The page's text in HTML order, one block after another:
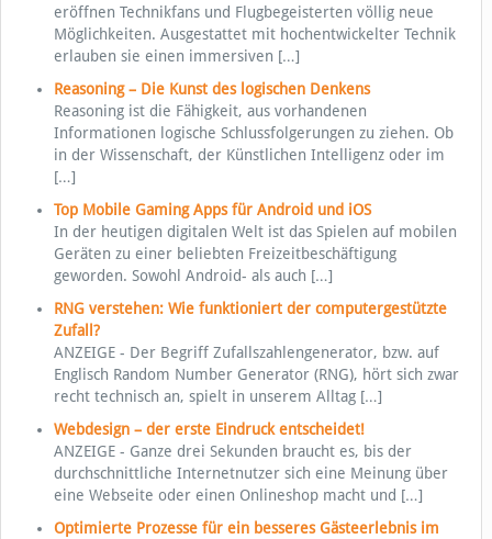
eröffnen Technikfans und Flugbegeisterten völlig neue
Möglichkeiten. Ausgestattet mit hochentwickelter Technik
erlauben sie einen immersiven […]
Reasoning – Die Kunst des logischen Denkens
Reasoning ist die Fähigkeit, aus vorhandenen
Informationen logische Schlussfolgerungen zu ziehen. Ob
in der Wissenschaft, der Künstlichen Intelligenz oder im
[…]
Top Mobile Gaming Apps für Android und iOS
In der heutigen digitalen Welt ist das Spielen auf mobilen
Geräten zu einer beliebten Freizeitbeschäftigung
geworden. Sowohl Android- als auch […]
RNG verstehen: Wie funktioniert der computergestützte
Zufall?
ANZEIGE - Der Begriff Zufallszahlengenerator, bzw. auf
Englisch Random Number Generator (RNG), hört sich zwar
recht technisch an, spielt in unserem Alltag[…]
Webdesign – der erste Eindruck entscheidet!
ANZEIGE - Ganze drei Sekunden braucht es, bis der
durchschnittliche Internetnutzer sich eine Meinung über
eine Webseite oder einen Onlineshop macht und […]
Optimierte Prozesse für ein besseres Gästeerlebnis im